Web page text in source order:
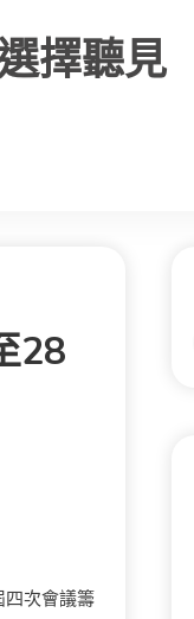
擇聽見
28
四次會議籌